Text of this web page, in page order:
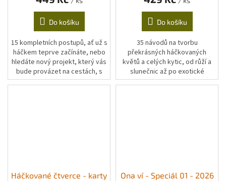
Do košíku
15 kompletních postupů, ať už s
háčkem teprve začínáte, nebo
hledáte nový projekt, který vás
bude provázet na cestách, s
naší knihou se můžete rovnou
Do košíku
35 návodů na tvorbu
překrásných háčkovaných
květů a celých kytic, od růží a
slunečnic až po exotické
orchideje či lilie. Objevte kouzlo
Háčkované čtverce - karty Ona ví - Speciál 01 - 2026